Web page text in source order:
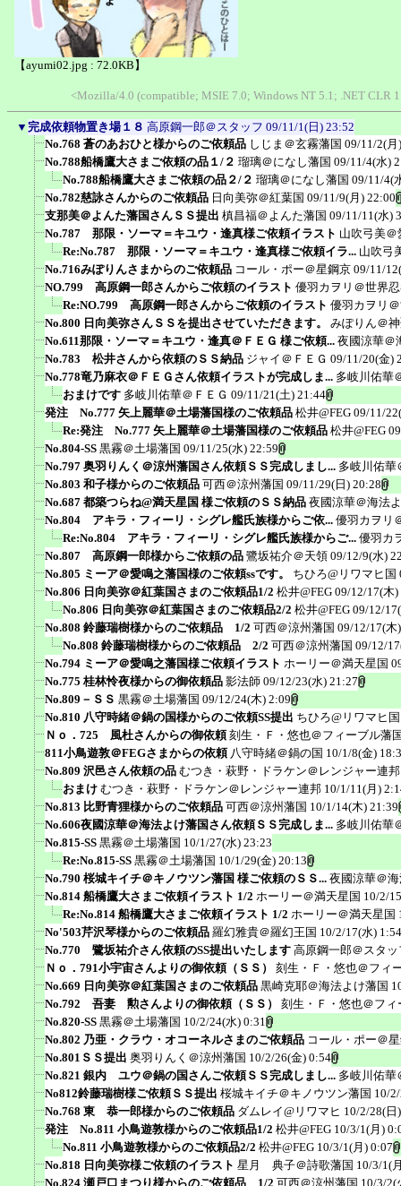
【ayumi02.jpg : 72.0KB】
<Mozilla/4.0 (compatible; MSIE 7.0; Windows NT 5.1; .NET CLR
▼ 完成依頼物置き場１８ 高原鋼一郎＠スタッフ 09/11/1(日) 23:52
No.768 蒼のあおひと様からのご依頼品 しじま＠玄霧藩国 09/11/2(月
No.788船橋鷹大さまご依頼の品１/２ 瑠璃＠になし藩国 09/11/4(水)
No.788船橋鷹大さまご依頼の品２/２ 瑠璃＠になし藩国 09/11/4(
No.782慈詠さんからのご依頼品 日向美弥＠紅葉国 09/11/9(月) 22:00
支那美＠よんた藩国さんＳＳ提出 槙昌福＠よんた藩国 09/11/11(水)
No.787 那限・ソーマ＝キユウ・逢真様ご依頼イラスト 山吹弓美
Re:No.787 那限・ソーマ＝キユウ・逢真様ご依頼イラ... 山吹弓
No.716みぽりんさまからのご依頼品 コール・ポー＠星鋼京 09/11/
NO.799 高原鋼一郎さんからご依頼のイラスト 優羽カヲリ＠世界
Re:NO.799 高原鋼一郎さんからご依頼のイラスト 優羽カヲリ
No.800 日向美弥さんＳＳを提出させていただきます。
みぽりん＠
No.611那限・ソーマ＝キユウ・逢真＠ＦＥＧ 様ご依頼... 夜國涼華＠
No.783 松井さんから依頼のＳＳ納品 ジャイ＠ＦＥＧ 09/11/20(金)
No.778竜乃麻衣＠ＦＥＧさん依頼イラストが完成しま... 多岐川佑華
おまけです 多岐川佑華＠ＦＥＧ 09/11/21(土) 21:44
発注 No.777 矢上麗華＠土場藩国様のご依頼品 松井@FEG 09/11/
Re:発注 No.777 矢上麗華＠土場藩国様のご依頼品 松井@FEG
No.804-SS 黒霧＠土場藩国 09/11/25(水) 22:59
No.797 奥羽りんく＠涼州藩国さん依頼ＳＳ完成しまし... 多岐川佑華
No.803 和子様からのご依頼品 可西＠涼州藩国 09/11/29(日) 20:28
No.687 都築つらね@満天星国 様ご依頼のＳＳ納品 夜國涼華＠海法
No.804 アキラ・フィーリ・シグレ艦氏族様からご依... 優羽カヲリ
Re:No.804 アキラ・フィーリ・シグレ艦氏族様からご... 優羽カ
No.807 高原鋼一郎様からご依頼の品 鷺坂祐介＠天領 09/12/9(水)
No.805 ミーア＠愛鳴之藩国様のご依頼ssです。
ちひろ@リワマヒ国
No.806 日向美弥＠紅葉国さまのご依頼品1/2 松井@FEG 09/12/17(木)
No.806 日向美弥＠紅葉国さまのご依頼品2/2 松井@FEG 09/12/
No.808 鈴藤瑞樹様からのご依頼品 1/2 可西＠涼州藩国 09/12/17(木
No.808 鈴藤瑞樹様からのご依頼品 2/2 可西＠涼州藩国 09/12/
No.794 ミーア＠愛鳴之藩国様ご依頼イラスト ホーリー＠満天星国
No.775 桂林怜夜様からの御依頼品 影法師 09/12/23(水) 21:27
No.809－ＳＳ 黒霧＠土場藩国 09/12/24(木) 2:09
No.810 八守時緒＠鍋の国様からのご依頼SS提出 ちひろ@リワマヒ国
Ｎｏ．725 風杜さんからの御依頼 刻生・Ｆ・悠也＠フィーブル藩
811小鳥遊敦＠FEGさまからの依頼 八守時緒＠鍋の国 10/1/8(金)
No.809 沢邑さん依頼の品 むつき・萩野・ドラケン＠レンジャー連邦
おまけ むつき・萩野・ドラケン＠レンジャー連邦 10/1/11(月)
No.813 比野青狸様からのご依頼品 可西＠涼州藩国 10/1/14(木) 21:39
No.606夜國涼華＠海法よけ藩国さん依頼ＳＳ完成しま... 多岐川佑華
No.815-SS 黒霧＠土場藩国 10/1/27(水) 23:23
Re:No.815-SS 黒霧＠土場藩国 10/1/29(金) 20:13
No.790 桜城キイチ＠キノウツン藩国 様ご依頼のＳＳ... 夜國涼華＠
No.814 船橋鷹大さまご依頼イラスト 1/2 ホーリー＠満天星国 10/2/
Re:No.814 船橋鷹大さまご依頼イラスト 1/2 ホーリー＠満天星国
No'503芹沢琴様からのご依頼品 羅幻雅貴＠羅幻王国 10/2/17(水) 1:54
No.770 鷺坂祐介さん依頼のSS提出いたします 高原鋼一郎＠スタッ
Ｎｏ．791小宇宙さんよりの御依頼（ＳＳ）
刻生・Ｆ・悠也＠フィ
No.669 日向美弥＠紅葉国さまのご依頼品 黒崎克耶＠海法よけ藩国
No.792 吾妻 勲さんよりの御依頼（ＳＳ）
刻生・Ｆ・悠也＠フィ
No.820-SS 黒霧＠土場藩国 10/2/24(水) 0:31
No.802 乃亜・クラウ・オコーネルさまのご依頼品 コール・ポー＠
No.801ＳＳ提出 奥羽りんく＠涼州藩国 10/2/26(金) 0:54
No.821 銀内 ユウ＠鍋の国さんご依頼ＳＳ完成しまし... 多岐川佑華
No812鈴藤瑞樹様ご依頼ＳＳ提出 桜城キイチ＠キノウツン藩国 10/
No.768 東 恭一郎様からのご依頼品 ダムレイ@リワマヒ 10/2/28(日
発注 No.811 小鳥遊敦様からのご依頼品1/2 松井@FEG 10/3/1(月)
No.811 小鳥遊敦様からのご依頼品2/2 松井@FEG 10/3/1(月) 0:07
No.818 日向美弥様ご依頼のイラスト 星月 典子＠詩歌藩国 10/3/1(
No.824 瀬戸口まつり様からのご依頼品 1/2 可西＠涼州藩国 10/3/2(